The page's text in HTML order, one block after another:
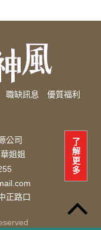
了
解
更
多
職缺訊息
優質福利
公司
姐姐
正路口